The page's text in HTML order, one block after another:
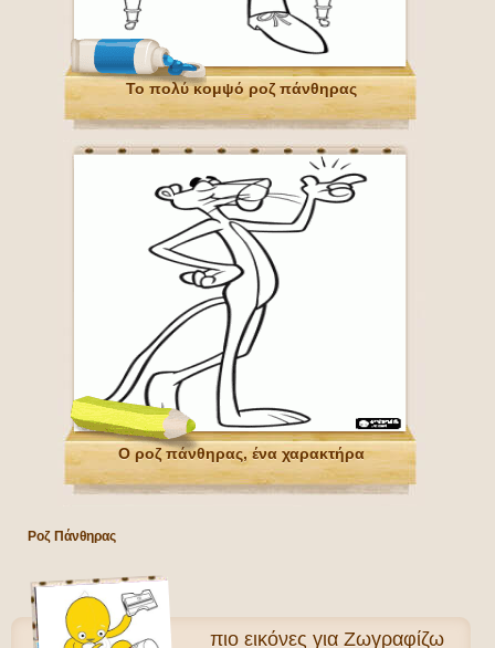
Το πολύ κομψό ροζ πάνθηρας
Ο ροζ πάνθηρας, ένα χαρακτήρα
Ροζ Πάνθηρας
πιο εικόνες για Ζωγραφίζω